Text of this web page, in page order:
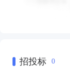
招投标 0